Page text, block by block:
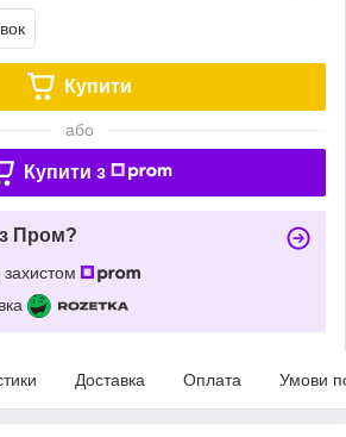
Купити
або
Купити з
Пром?
Доставка Оплата Умови